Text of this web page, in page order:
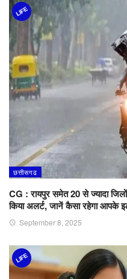
LIFE
छत्तीसगढ
CG : रायपुर समेत 20 से ज्यादा जिलों
किया अलर्ट, जानें कैसा रहेगा आपके
September 8, 2025
LIFE